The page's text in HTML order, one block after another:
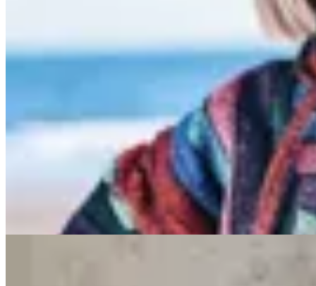
Buzo Bronte Adulto